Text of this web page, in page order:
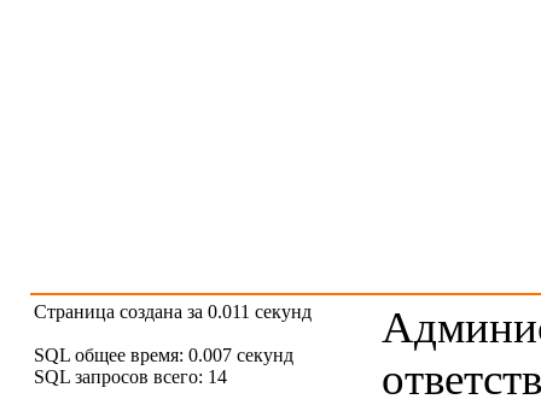
Страница создана за 0.011 секунд
SQL общее время: 0.007 секунд
SQL запросов всего: 14